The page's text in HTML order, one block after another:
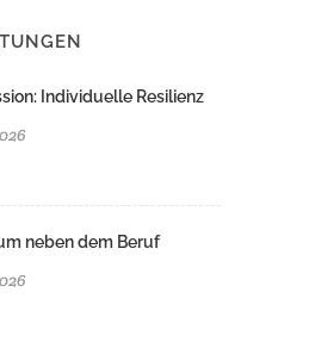
Individuelle Resilienz
neben dem Beruf